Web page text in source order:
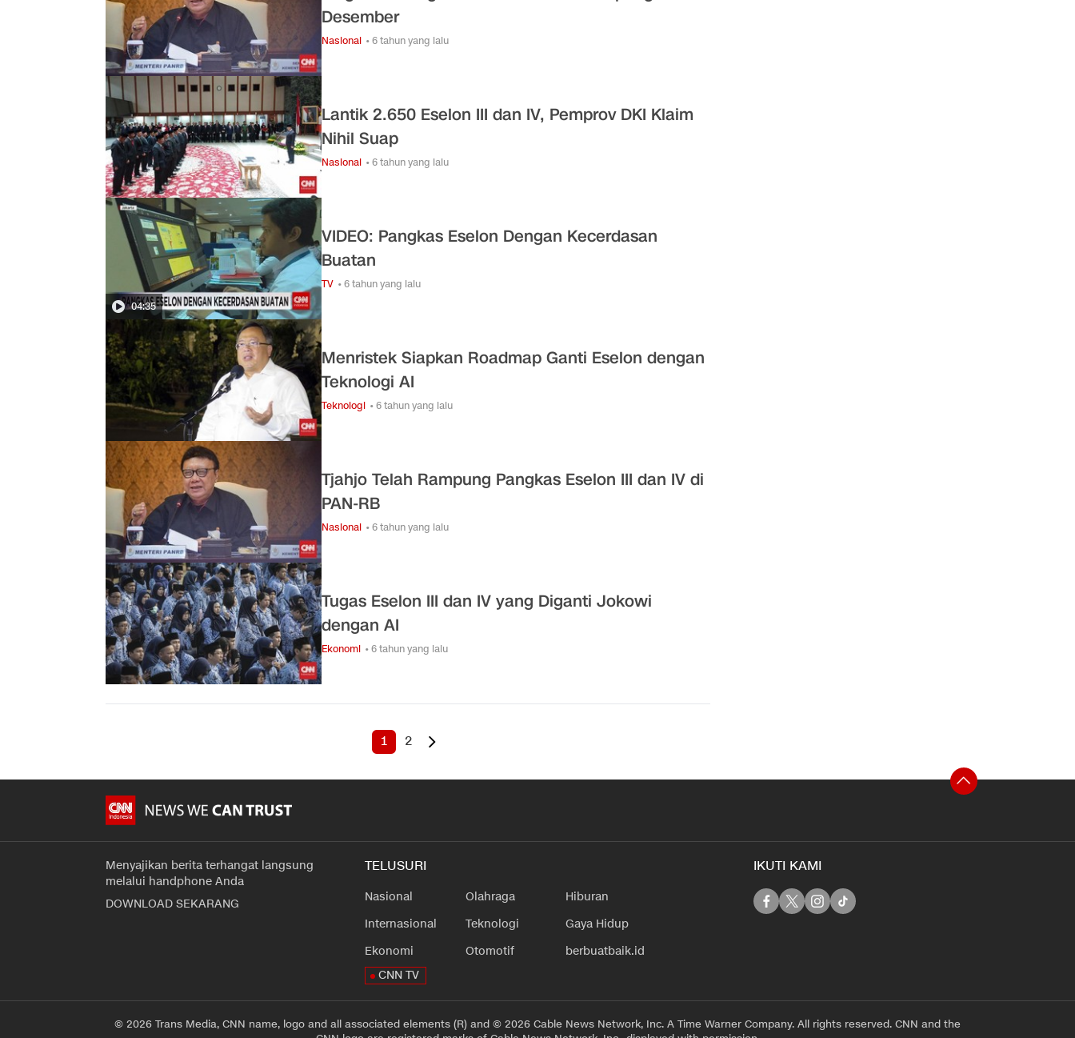
Desember
Nasional • 6 tahun yang lalu
Lantik 2.650 Eselon III dan IV, Pemprov DKI Klaim
Nihil Suap
Nasional • 6 tahun yang lalu
04:35
VIDEO: Pangkas Eselon Dengan Kecerdasan
Buatan
TV • 6 tahun yang lalu
Menristek Siapkan Roadmap Ganti Eselon dengan
Teknologi AI
Teknologi • 6 tahun yang lalu
Tjahjo Telah Rampung Pangkas Eselon III dan IV di
PAN-RB
Nasional • 6 tahun yang lalu
Tugas Eselon III dan IV yang Diganti Jokowi
dengan AI
Ekonomi • 6 tahun yang lalu
1 2
Menyajikan berita terhangat langsung
melalui handphone Anda
DOWNLOAD SEKARANG
TELUSURI
Nasional
Internasional
Ekonomi
Olahraga
Teknologi
Otomotif
Hiburan
Gaya Hidup
berbuatbaik.id
CNN TV
IKUTI KAMI
© 2026 Trans Media, CNN name, logo and all associated elements (R) and © 2026 Cable News Network, Inc. A Time Warner Company. All rights reserved. CNN and the